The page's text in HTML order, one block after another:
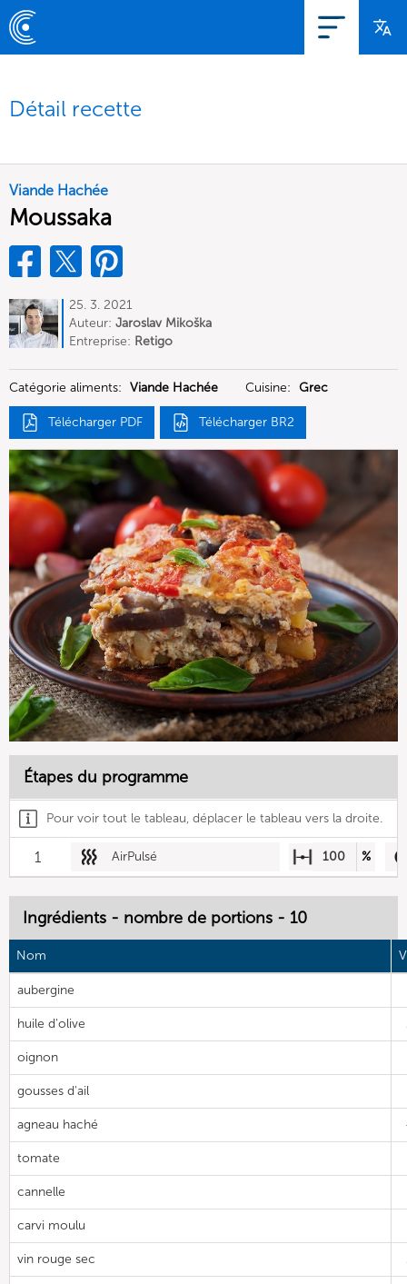
Détail recette
Viande Hachée
Moussaka
25. 3. 2021
Auteur: Jaroslav Mikoška
Entreprise: Retigo
Catégorie aliments: Viande Hachée Cuisine: Grec
Télécharger PDF Télécharger BR2
Étapes du programme
Pour voir tout le tableau, déplacer le tableau vers la droite.
1 AirPulsé 100 %
Ingrédients - nombre de portions - 10
Nom
aubergine
huile d'olive
oignon
gousses d'ail
agneau haché
tomate
cannelle
carvi moulu
vin rouge sec